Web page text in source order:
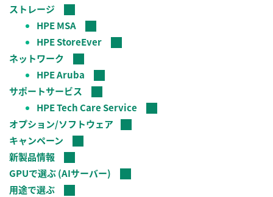
ストレージ
HPE MSA
HPE StoreEver
ネットワーク
HPE Aruba
サポートサービス
HPE Tech Care Service
オプション/ソフトウェア
キャンペーン
新製品情報
GPUで選ぶ (AIサーバー)
用途で選ぶ